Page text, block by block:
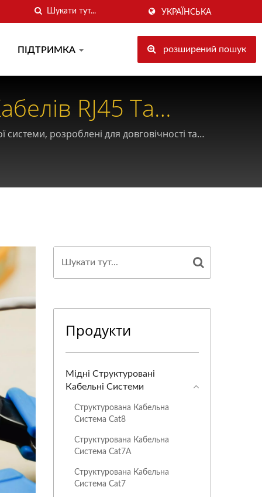
УКРАЇНСЬКА
ПІДТРИМКА розширений пошук
RJ45 Та
розроблені для довговічності та
Продукти
Мідні Структуровані
Кабельні Системи
Структурована Кабельна
Система Cat8
Структурована Кабельна
Система Cat7A
Структурована Кабельна
Система Cat7